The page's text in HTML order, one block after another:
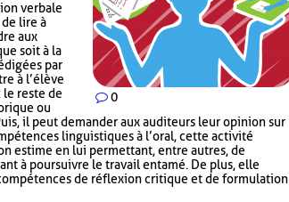
0
verbale
lire à
aux
soit à la
par
à l’élève
le reste de
ou
il peut demander aux auditeurs leur opinion sur
linguistiques à l’oral, cette activité
estime en lui permettant, entre autres, de
à poursuivre le travail entamé. De plus, elle
de réflexion critique et de formulation